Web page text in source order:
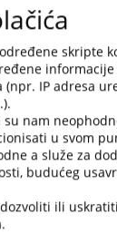
nema
skripte
informacije
(npr. IP adresa
nam
u svom
a služe za
budućeg
ili